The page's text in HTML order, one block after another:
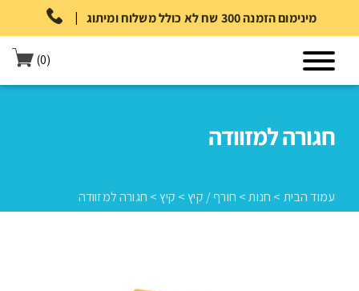
| מינימום הזמנה 300 שח לא כולל משלוח ומיתוג
(0)
חגורה למזוודה
עמוד הבית > חנות> חורף / קיץ > קיץ > חגורה למזוודה